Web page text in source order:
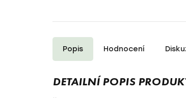
Popis Hodnocení